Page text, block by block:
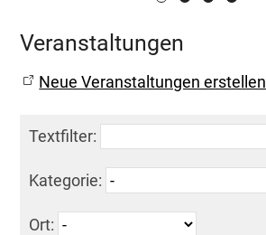
Veranstaltungen
Neue Veranstaltungen erstellen
Textfilter:
Kategorie:
Ort: